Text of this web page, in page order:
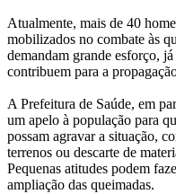
Atualmente, mais de 40
mobilizados no combate às
demandam grande esforço,
contribuem para a
A Prefeitura de Saúde, em
um apelo à população para
possam agravar a situação,
terrenos ou descarte de
Pequenas atitudes podem
ampliação das queimadas.